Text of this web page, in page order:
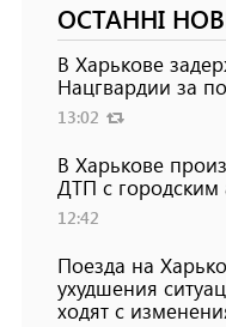
ОСТАННІ
В Харькове
Нацгвардии за
13:02
В Харькове
ДТП с городским
12:42
Поезда на
ухудшения
ходят с